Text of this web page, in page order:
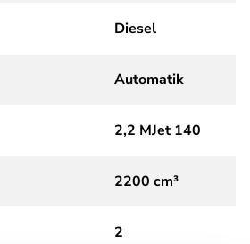
Diesel
Automatik
2,2 MJet 140
2200 cm³
2